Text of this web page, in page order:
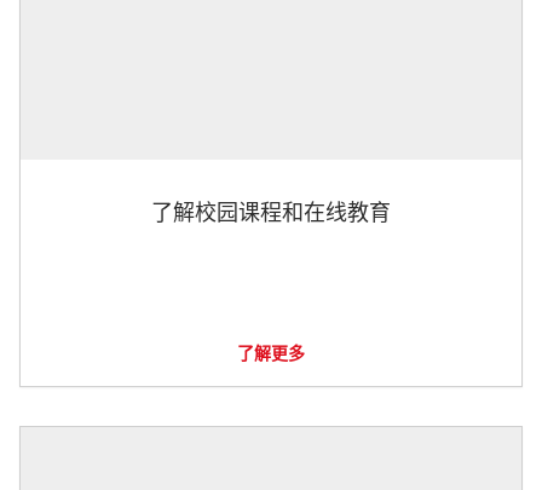
了解校园课程和在线教育
了解更多